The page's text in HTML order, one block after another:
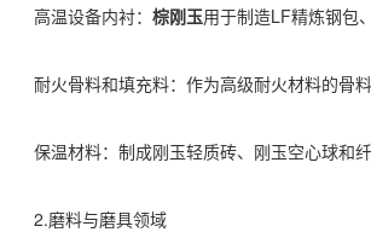
高温设备内衬‌： 棕刚玉用于制造LF精炼钢包
耐火骨料和填充料‌：作为高级耐火材料的骨料
保温材料‌：制成刚玉轻质砖、刚玉空心球和
2.磨料与磨具领域‌